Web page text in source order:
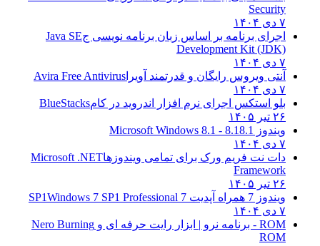
Security
۷ دی ۱۴۰۴
اجرای برنامه بر اساس زبان برنامه نویسی جJava SE
Development Kit (JDK)
۷ دی ۱۴۰۴
آنتی ویروس رایگان و قدرتمند آویرا Avira Free Antivirus
۷ دی ۱۴۰۴
بلو استکس اجرای نرم افزار اندروید در کامBlueStacks
۲۶ تیر ۱۴۰۵
ویندوز 8.1
8.1 - Microsoft Windows 8.1
۷ دی ۱۴۰۴
دات نت فریم ورک برای تمامی ویندوزهاMicrosoft .NET
Framework
۲۶ تیر ۱۴۰۵
ویندوز 7 همراه آپدیت 7 SP1
Windows 7 SP1 Professional
۷ دی ۱۴۰۴
ROM - برنامه نرو | ابزار رایت حرفه ای و
Nero Burning
ROM